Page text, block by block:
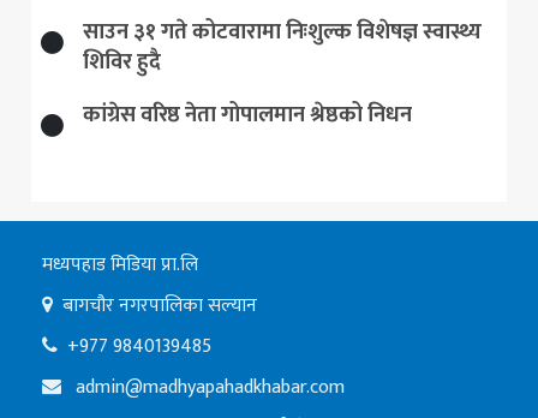
साउन ३१ गते कोटवारामा निःशुल्क विशेषज्ञ स्वास्थ्य
शिविर हुदै
कांग्रेस वरिष्ठ नेता गोपालमान श्रेष्ठको निधन
मध्यपहाड मिडिया प्रा.लि
बागचौर नगरपालिका सल्यान
+977 9840139485
admin@madhyapahadkhabar.com